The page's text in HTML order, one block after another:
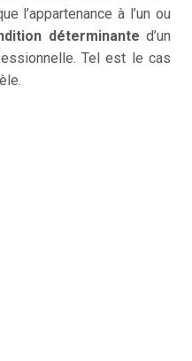
l’appartenance à l’un ou
déterminante d’un
Tel est le cas